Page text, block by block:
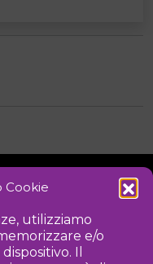
Cookie
utilizziamo
e/o
Il